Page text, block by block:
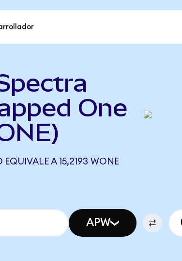
One
A 15,2193 WONE
APW